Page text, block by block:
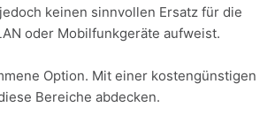
keinen sinnvollen Ersatz für die
oder Mobilfunkgeräte aufweist.
Option. Mit einer kostengünstigen
Bereiche abdecken.